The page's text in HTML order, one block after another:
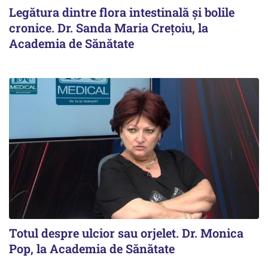
Legătura dintre flora intestinală și bolile
cronice. Dr. Sanda Maria Crețoiu, la
Academia de Sănătate
Totul despre ulcior sau orjelet. Dr. Monica
Pop, la Academia de Sănătate